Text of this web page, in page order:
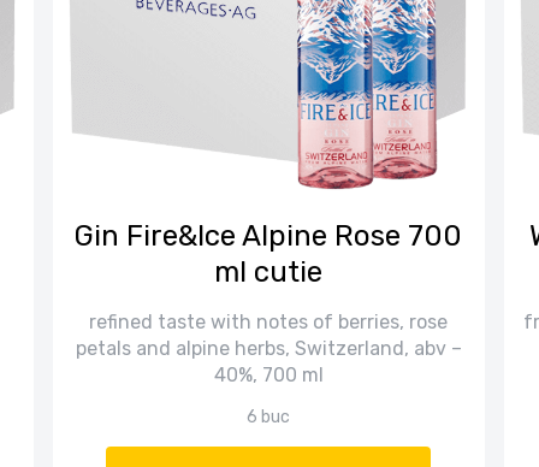
Gin Fire&Ice Alpine Rose 700
ml cutie
refined taste with notes of berries, rose
petals and alpine herbs, Switzerland, abv –
40%, 700 ml
6 buc